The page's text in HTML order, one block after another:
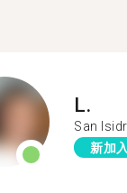
L.
San
新加入